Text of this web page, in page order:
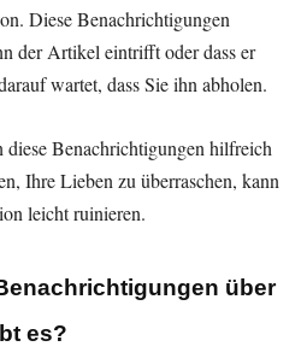
Diese Benachrichtigungen
der Artikel eintrifft oder dass er
wartet, dass Sie ihn abholen.
Benachrichtigungen hilfreich
Ihre Lieben zu überraschen, kann
leicht ruinieren.
über
es?